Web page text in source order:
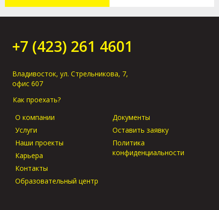
Как получить груз
оригиналов в
порту прибытия?
+7 (423) 261 4601
Владивосток, ул. Стрельникова, 7,
офис 607
Как проехать?
О компании
Услуги
Наши проекты
Карьера
Контакты
Образовательный центр
Документы
Оставить заявку
Политика
конфиденциальности